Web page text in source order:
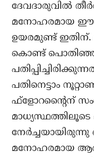
ദേവദാരുവില്‍
മനോഹരമായ ഈ
ഉയരമുണ്ട്
കൊണ്ട്
പതിനെട്ടാം
ഫ്‌ളോറന്റൈന്
മനോഹരമായ